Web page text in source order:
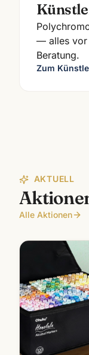
— alles vor
Beratung.
Zum
AKTUELL
Alle Aktionen